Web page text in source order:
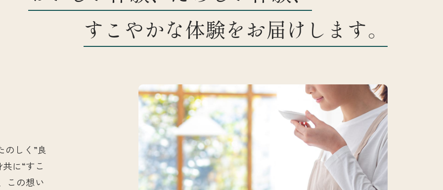
お知らせ
店舗一覧
すこやかな体験をお届けします。
のしく”良
に“すこ
この想い